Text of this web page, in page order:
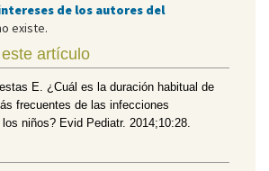
de los autores del
existe.
artículo
E. ¿Cuál es la duración habitual de
frecuentes de las infecciones
niños? Evid Pediatr. 2014;10:28.